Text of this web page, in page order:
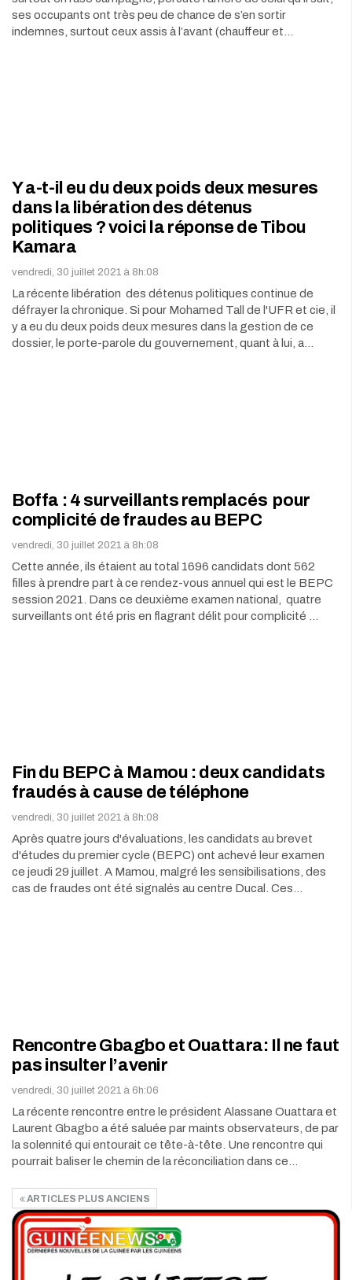
ses occupants ont très peu de chance de s’en sortir
indemnes, surtout ceux assis à l’avant (chauffeur et…
Y a-t-il eu du deux poids deux mesures
dans la libération des détenus
politiques ? voici la réponse de Tibou
Kamara
vendredi, 30 juillet 2021 à 8h:08
La récente libération des détenus politiques continue de
défrayer la chronique. Si pour Mohamed Tall de l'UFR et cie, il
y a eu du deux poids deux mesures dans la gestion de ce
dossier, le porte-parole du gouvernement, quant à lui, a…
Boffa : 4 surveillants remplacés pour
complicité de fraudes au BEPC
vendredi, 30 juillet 2021 à 8h:08
Cette année, ils étaient au total 1696 candidats dont 562
filles à prendre part à ce rendez-vous annuel qui est le BEPC
session 2021. Dans ce deuxième examen national, quatre
surveillants ont été pris en flagrant délit pour complicité …
Fin du BEPC à Mamou : deux candidats
fraudés à cause de téléphone
vendredi, 30 juillet 2021 à 8h:08
Après quatre jours d'évaluations, les candidats au brevet
d'études du premier cycle (BEPC) ont achevé leur examen
ce jeudi 29 juillet. A Mamou, malgré les sensibilisations, des
cas de fraudes ont été signalés au centre Ducal. Ces…
Rencontre Gbagbo et Ouattara: Il ne faut
pas insulter l’avenir
vendredi, 30 juillet 2021 à 6h:06
La récente rencontre entre le président Alassane Ouattara et
Laurent Gbagbo a été saluée par maints observateurs, de par
la solennité qui entourait ce tête-à-tête. Une rencontre qui
pourrait baliser le chemin de la réconciliation dans ce…
ARTICLES PLUS ANCIENS